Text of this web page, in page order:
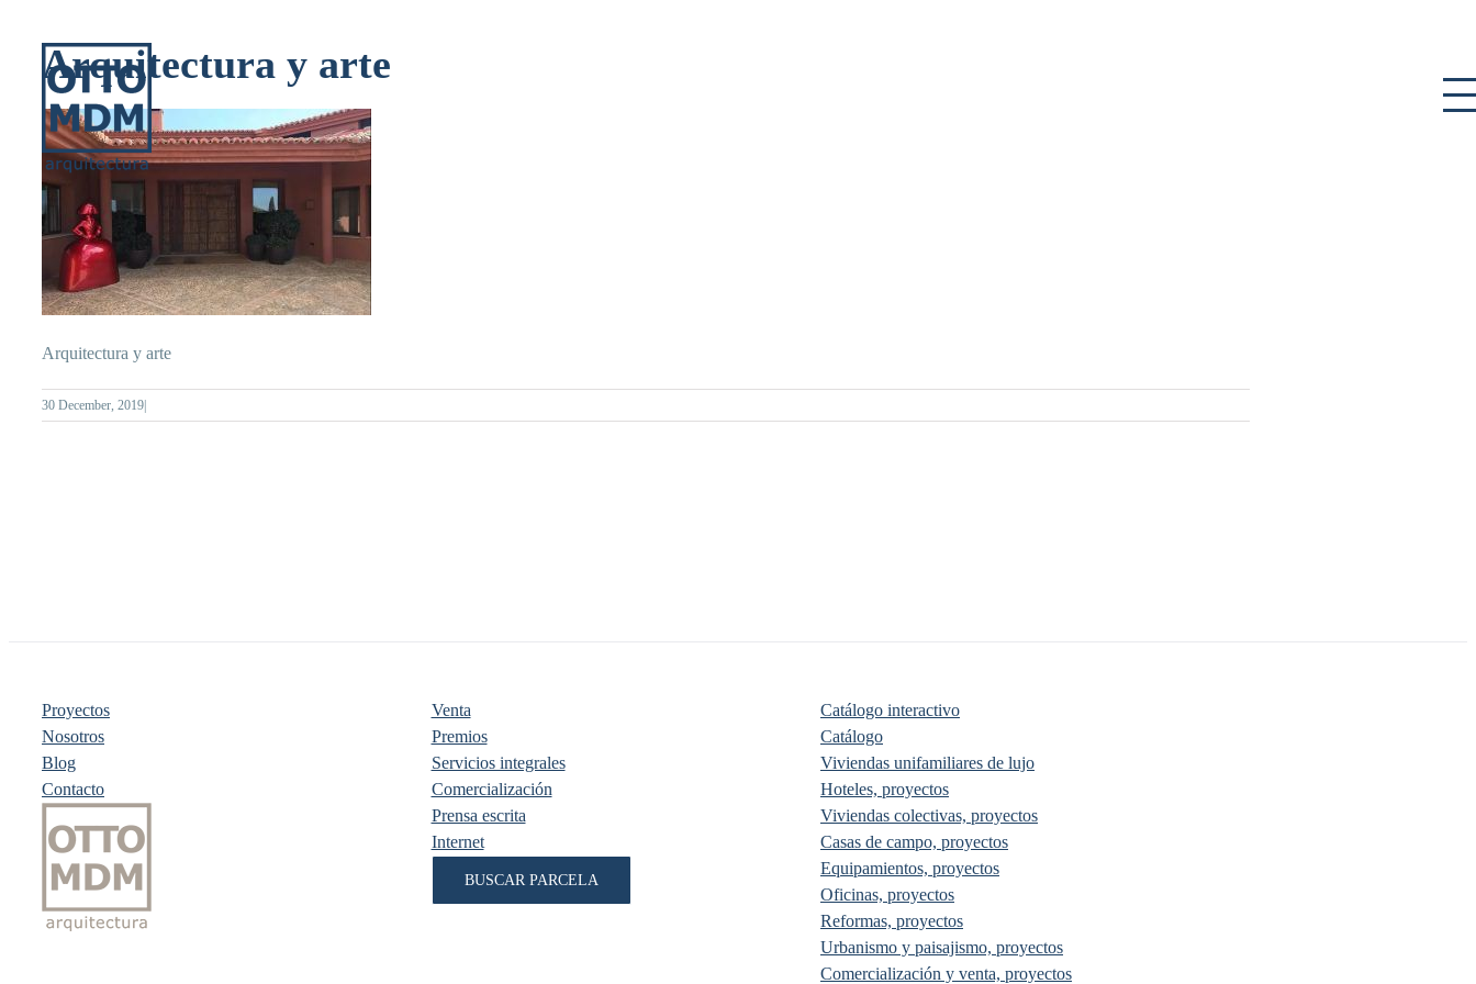
contentArquitectura y arte
Arquitectura y arte
30 December, 2019
Proyectos
Nosotros
Blog
Contacto
Venta
Premios
Servicios integrales
Comercialización
Prensa escrita
Internet
BUSCAR PARCELA
Catálogo interactivo
Catálogo
Viviendas unifamiliares de lujo
Hoteles, proyectos
Viviendas colectivas, proyectos
Casas de campo, proyectos
Equipamientos, proyectos
Oficinas, proyectos
Reformas, proyectos
Urbanismo y paisajismo, proyectos
Comercialización y venta, proyectos